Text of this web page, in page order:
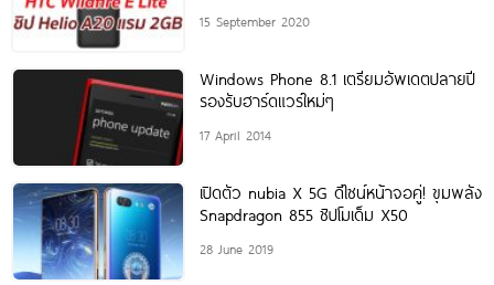
15 September 2020
Windows Phone 8.1 เตรียมอัพเดตปลายปี
รองรับฮาร์ดแวร์ใหม่ๆ
17 April 2014
เปิดตัว nubia X 5G ดีไซน์หน้าจอคู่! ขุมพลัง
Snapdragon 855 ชิปโมเด็ม X50
28 June 2019